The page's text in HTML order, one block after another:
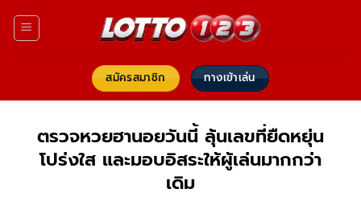
สมัครสมาชิก ทางเข้าเล่น
ตรวจหวยฮานอยวันนี้ ลุ้นเลขที่ยืดหยุ่น
โปร่งใส และมอบอิสระให้ผู้เล่นมากกว่า
เดิม